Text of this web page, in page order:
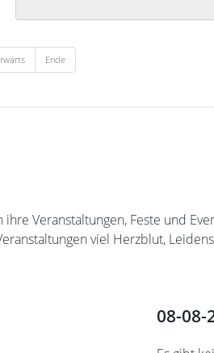
Ende
Veranstaltungen, Feste und
viel Herzblut,
08-08-